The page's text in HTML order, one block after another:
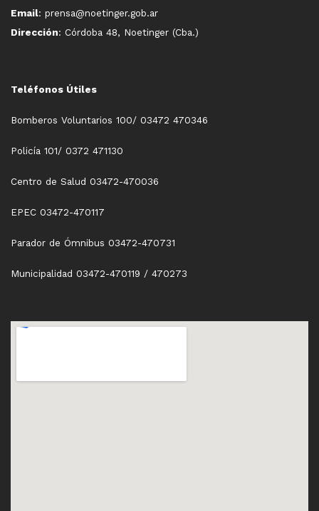
Email: prensa@noetinger.gob.ar
Dirección: Córdoba 48, Noetinger (Cba.)
Teléfonos Útiles
Bomberos Voluntarios 100/ 03472 470346
Policía 101/ 0372 471130
Centro de Salud 03472-470036
EPEC 03472-470117
Parador de Ómnibus 03472-470731
Municipalidad 03472-470119 / 470273